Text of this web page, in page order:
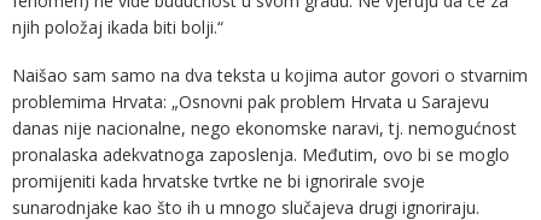
njih položaj ikada biti bolji.“
Naišao sam samo na dva teksta u kojima autor govori o stvarnim
problemima Hrvata: „Osnovni pak problem Hrvata u Sarajevu
danas nije nacionalne, nego ekonomske naravi, tj. nemogućnost
pronalaska adekvatnoga zaposlenja. Međutim, ovo bi se moglo
promijeniti kada hrvatske tvrtke ne bi ignorirale svoje
sunarodnjake kao što ih u mnogo slučajeva drugi ignoriraju.